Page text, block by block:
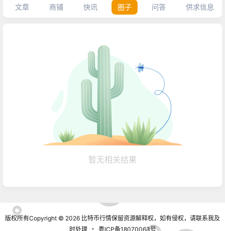
文章 商铺 快讯 圈子 问答 供求信息
暂无相关结果
版权所有Copyright © 2026 比特币行情保留资源解释权，如有侵权，请联系我及
时处理
・ 粤ICP备18070063号